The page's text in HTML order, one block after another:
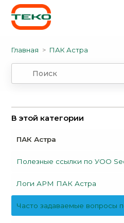
Главная ПАК Астра
В этой категории
ПАК Астра
Полезные ссылки по УОО
Логи АРМ ПАК Астра
Часто задаваемые вопросы